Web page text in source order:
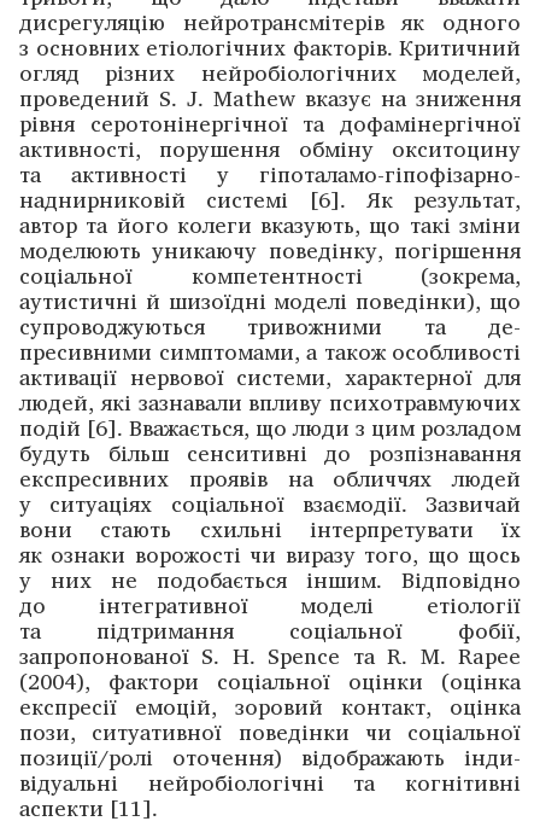
дисрегуляцію нейротрансмітерів як одного
з основних етіологічних факторів. ­Критичний
огляд різних нейробіологічних моделей,
проведений S. J. Mathew вказує на зниження
рівня ­серотонінергічної та дофамінергічної
активності, порушення обміну оксито­цину
та активності у гіпоталамо-гіпофізарно-
наднирниковій системі [6]. Як результат,
автор та його колеги вказують, що такі зміни
моделюють уникаючу поведінку, погіршення
соціальної компетентності (зокрема,
аутистичні й шизо­їдні моделі поведінки), що
­супроводжуються тривожними та де­
пресивними симптомами, а також особливості
активації нервової системи, характерної для
людей, які зазнавали впливу психотравмуючих
подій [6]. Вважається, що люди з цим розладом
будуть більш сенситивні до розпізнавання
експресивних проявів на обличчях людей
у ситуаціях соціальної взаємодії. Зазвичай
вони стають схильні інтерпретувати їх
як ознаки ворожості чи виразу того, що щось
у них не подобається іншим. Відповідно
до інтегративної моделі етіології
та підтримання соціальної фобії,
запропонованої S. H. Spence та R. M. Rapee
(2004), фактори соціальної оцінки (оцінка
експресії емоцій, зоровий контакт, оцінка
пози, ситуативної ­поведінки чи соціальної
позиції/ролі оточення) відображають інди­
відуальні нейробіо­логічні та когнітивні
аспекти [11].